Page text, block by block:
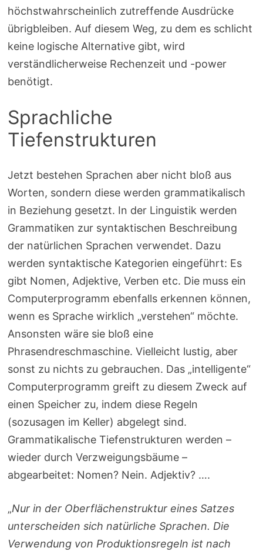
höchstwahrscheinlich zutreffende Ausdrücke
übrigbleiben. Auf diesem Weg, zu dem es schlicht
keine logische Alternative gibt, wird
verständlicherweise Rechenzeit und -power
benötigt.
Sprachliche
Tiefenstrukturen
Jetzt bestehen Sprachen aber nicht bloß aus
Worten, sondern diese werden grammatikalisch
in Beziehung gesetzt. In der Linguistik werden
Grammatiken zur syntaktischen Beschreibung
der natürlichen Sprachen verwendet. Dazu
werden syntaktische Kategorien eingeführt: Es
gibt Nomen, Adjektive, Verben etc. Die muss ein
Computerprogramm ebenfalls erkennen können,
wenn es Sprache wirklich „verstehen“ möchte.
Ansonsten wäre sie bloß eine
Phrasendreschmaschine. Vielleicht lustig, aber
sonst zu nichts zu gebrauchen. Das „intelligente“
Computerprogramm greift zu diesem Zweck auf
einen Speicher zu, indem diese Regeln
(sozusagen im Keller) abgelegt sind.
Grammatikalische Tiefenstrukturen werden –
wieder durch Verzweigungsbäume –
abgearbeitet: Nomen? Nein. Adjektiv? ….
„Nur in der Oberflächenstruktur eines Satzes
unterscheiden sich natürliche Sprachen. Die
Verwendung von Produktionsregeln ist nach